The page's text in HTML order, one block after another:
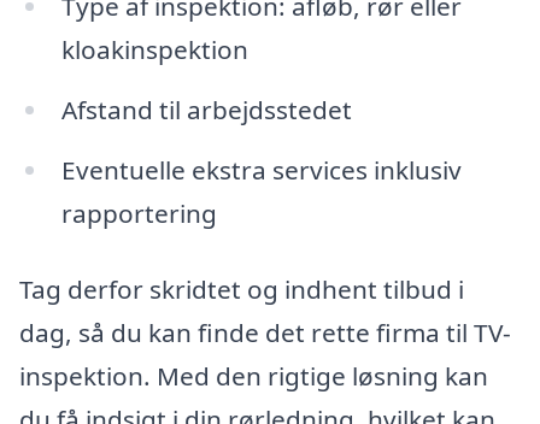
kloakinspektion
Afstand til arbejdsstedet
Eventuelle ekstra services inklusiv
rapportering
Tag derfor skridtet og indhent tilbud i
dag, så du kan finde det rette firma til TV-
inspektion. Med den rigtige løsning kan